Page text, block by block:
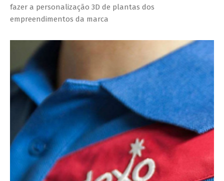
fazer a personalização 3D de plantas dos
empreendimentos da marca